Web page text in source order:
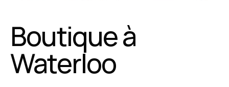
Boutique à
Waterloo